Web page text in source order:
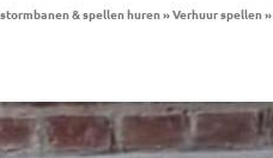
& spellen huren»Verhuur spellen»